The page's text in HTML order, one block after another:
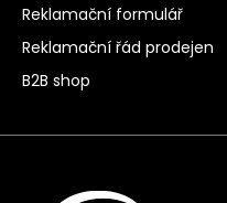
Reklamační formulář
Reklamační řád prodejen
B2B shop